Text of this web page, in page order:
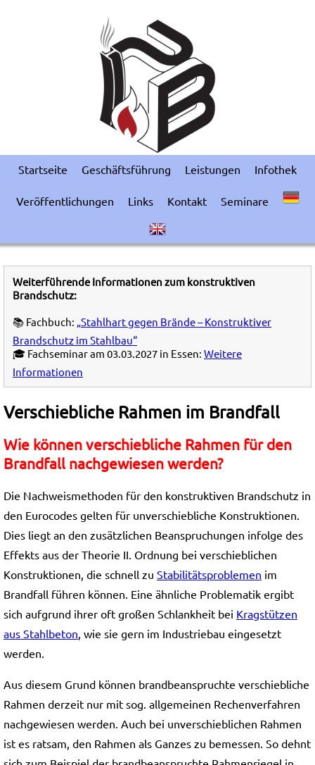
Startseite Geschäftsführung Leistungen Infothek
Veröffentlichungen Links Kontakt Seminare
Weiterführende Informationen zum konstruktiven
Brandschutz:
📚 Fachbuch: „Stahlhart gegen Brände – Konstruktiver
Brandschutz im Stahlbau“
🎓 Fachseminar am 03.03.2027 in Essen: Weitere
Informationen
Verschiebliche Rahmen im Brandfall
Wie können verschiebliche Rahmen für den
Brandfall nachgewiesen werden?
Die Nachweismethoden für den konstruktiven Brandschutz in
den Eurocodes gelten für unverschiebliche Konstruktionen.
Dies liegt an den zusätzlichen Beanspruchungen infolge des
Effekts aus der Theorie II. Ordnung bei verschieblichen
Konstruktionen, die schnell zu Stabilitätsproblemen im
Brandfall führen können. Eine ähnliche Problematik ergibt
sich aufgrund ihrer oft großen Schlankheit bei Kragstützen
aus Stahlbeton , wie sie gern im Industriebau eingesetzt
werden.
Aus diesem Grund können brandbeanspruchte verschiebliche
Rahmen derzeit nur mit sog. allgemeinen Rechenverfahren
nachgewiesen werden. Auch bei unverschieblichen Rahmen
ist es ratsam, den Rahmen als Ganzes zu bemessen. So dehnt